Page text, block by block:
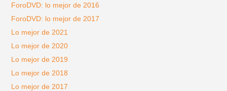
ForoDVD: lo mejor de 2016
ForoDVD: lo mejor de 2017
Lo mejor de 2021
Lo mejor de 2020
Lo mejor de 2019
Lo mejor de 2018
Lo mejor de 2017